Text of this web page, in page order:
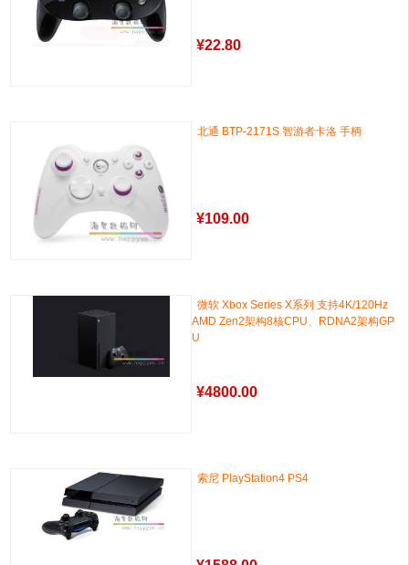
¥22.80
北通 BTP-2171S 智游者卡洛 手柄
¥109.00
微软 Xbox Series X系列 支持4K/120Hz
AMD Zen2架构8核CPU、RDNA2架构GP
U
¥4800.00
索尼 PlayStation4 PS4